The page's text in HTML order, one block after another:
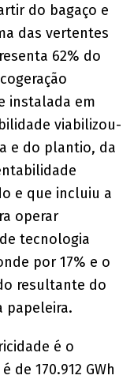
do bagaço e
das vertentes
62% do
instalada em
viabilizou-
e do plantio, da
e que incluiu a
operar
tecnologia
por 17% e o
resultante do
papeleira.
é o
de 170.912 GWh